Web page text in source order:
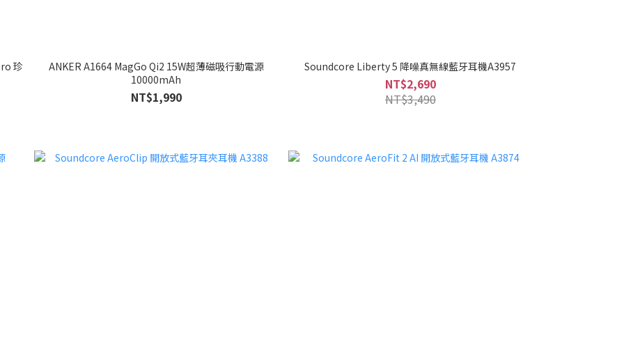
ANKER A1664 MagGo Qi2 15W超薄磁吸行動電源
10000mAh
NT$1,990
Soundcore Liberty 5 降噪真無線藍牙耳機A3957
NT$2,690
NT$3,490